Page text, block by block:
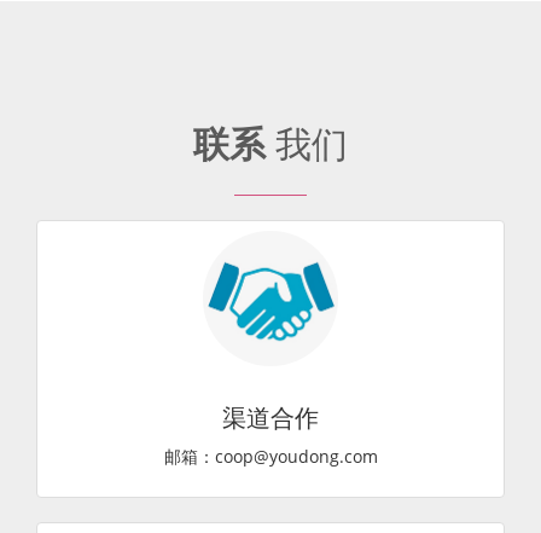
联系我们
渠道合作
邮箱：coop@youdong.com